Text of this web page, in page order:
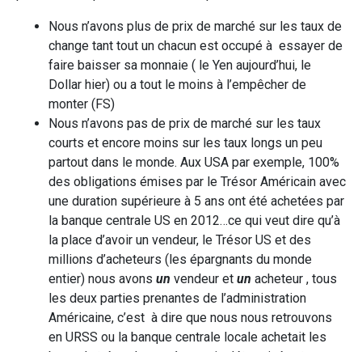
Nous n’avons plus de prix de marché sur les taux de
change tant tout un chacun est occupé à essayer de
faire baisser sa monnaie ( le Yen aujourd’hui, le
Dollar hier) ou a tout le moins à l’empêcher de
monter (FS)
Nous n’avons pas de prix de marché sur les taux
courts et encore moins sur les taux longs un peu
partout dans le monde. Aux USA par exemple, 100%
des obligations émises par le Trésor Américain avec
une duration supérieure à 5 ans ont été achetées par
la banque centrale US en 2012…ce qui veut dire qu’à
la place d’avoir un vendeur, le Trésor US et des
millions d’acheteurs (les épargnants du monde
entier) nous avons un vendeur et un acheteur , tous
les deux parties prenantes de l’administration
Américaine, c’est à dire que nous nous retrouvons
en URSS ou la banque centrale locale achetait les